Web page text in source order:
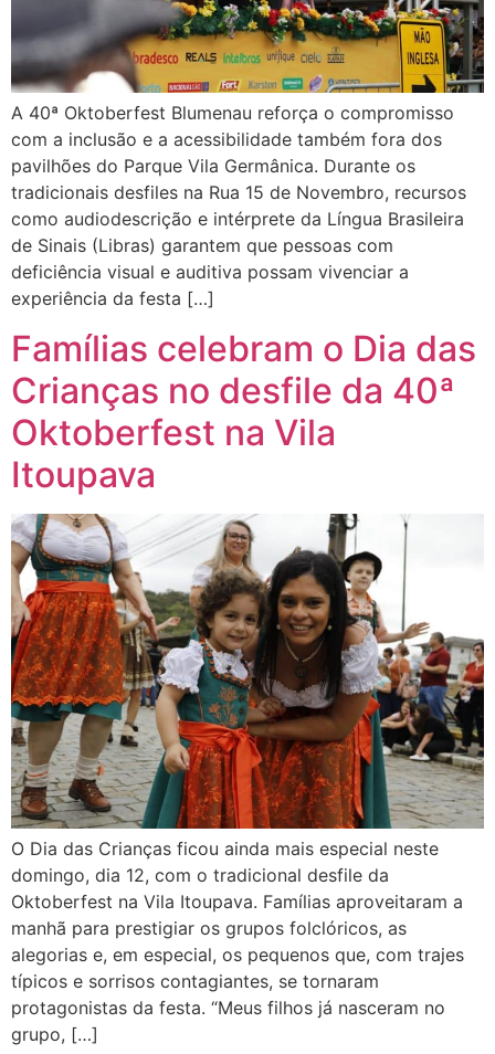
A 40ª Oktoberfest Blumenau reforça o compromisso
com a inclusão e a acessibilidade também fora dos
pavilhões do Parque Vila Germânica. Durante os
tradicionais desfiles na Rua 15 de Novembro, recursos
como audiodescrição e intérprete da Língua Brasileira
de Sinais (Libras) garantem que pessoas com
deficiência visual e auditiva possam vivenciar a
experiência da festa […]
Famílias celebram o Dia das
Crianças no desfile da 40ª
Oktoberfest na Vila
Itoupava
O Dia das Crianças ficou ainda mais especial neste
domingo, dia 12, com o tradicional desfile da
Oktoberfest na Vila Itoupava. Famílias aproveitaram a
manhã para prestigiar os grupos folclóricos, as
alegorias e, em especial, os pequenos que, com trajes
típicos e sorrisos contagiantes, se tornaram
protagonistas da festa. “Meus filhos já nasceram no
grupo, […]